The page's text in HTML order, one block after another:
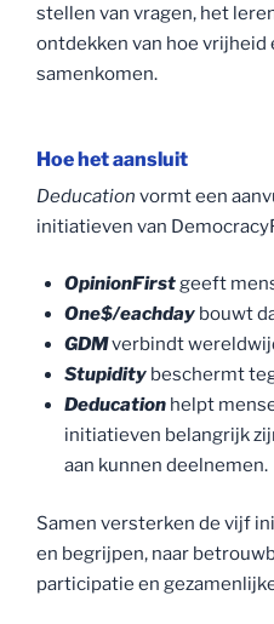
stellen van vragen, het
ontdekken van hoe
samenkomen.
Hoe het aansluit
Deducation vormt een
initiatieven van
OpinionFirstgeeft
One$/eachdaybouwt
GDMverbindt
Stupidity beschermt
Deducation helpt
initiatieven belangrijk
aan kunnen deelnemen.
Samen versterken de vijf
en begrijpen, naar
participatie en